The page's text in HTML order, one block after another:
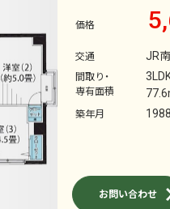
価格
交通 JR
間取り・
専有面積
築年月
お問い合わせ